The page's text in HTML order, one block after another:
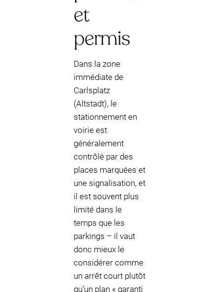
et
permis
Dans la zone
immédiate de
Carlsplatz
(Altstadt), le
stationnement en
voirie est
généralement
contrôlé par des
places marquées et
une signalisation, et
il est souvent plus
limité dans le
temps que les
parkings – il vaut
donc mieux le
considérer comme
un arrêt court plutôt
qu’un plan « garanti